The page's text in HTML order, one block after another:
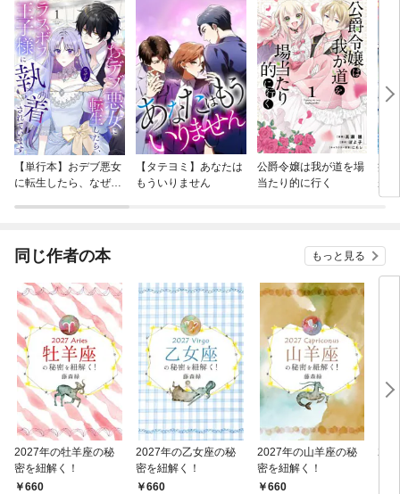
【単行本】おデブ悪女
に転生したら、なぜか
【タテヨミ】あなたは
もういりません
公爵令嬢は我が道を場
当たり的に行く
病
が
ぎ
同じ作者の本 もっと見る
2027年の牡羊座の秘
密を紐解く！
660
2027年の乙女座の秘
密を紐解く！
660
2027年の山羊座の秘
密を紐解く！
660